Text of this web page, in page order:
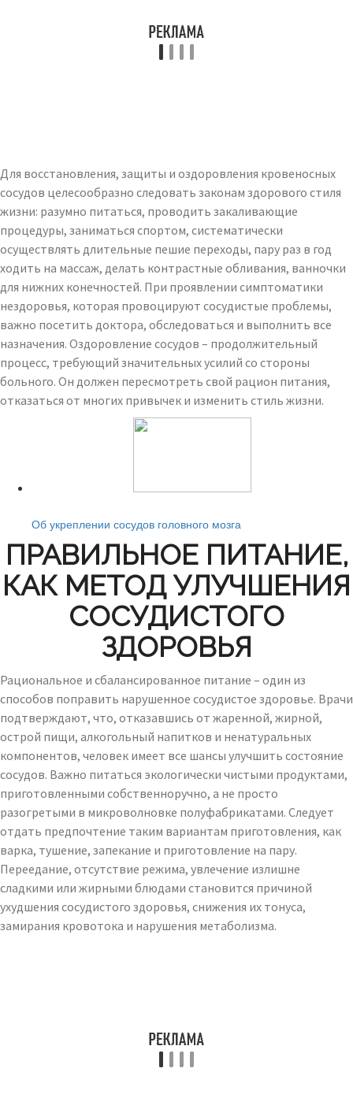
Для восстановления, защиты и оздоровления кровеносных
сосудов целесообразно следовать законам здорового стиля
жизни: разумно питаться, проводить закаливающие
процедуры, заниматься спортом, систематически
осуществлять длительные пешие переходы, пару раз в год
ходить на массаж, делать контрастные обливания, ванночки
для нижних конечностей. При проявлении симптоматики
нездоровья, которая провоцируют сосудистые проблемы,
важно посетить доктора, обследоваться и выполнить все
назначения. Оздоровление сосудов – продолжительный
процесс, требующий значительных усилий со стороны
больного. Он должен пересмотреть свой рацион питания,
отказаться от многих привычек и изменить стиль жизни.
Об укреплении сосудов головного мозга
ПРАВИЛЬНОЕ ПИТАНИЕ,
КАК МЕТОД УЛУЧШЕНИЯ
СОСУДИСТОГО
ЗДОРОВЬЯ
Рациональное и сбалансированное питание – один из
способов поправить нарушенное сосудистое здоровье. Врачи
подтверждают, что, отказавшись от жаренной, жирной,
острой пищи, алкогольный напитков и ненатуральных
компонентов, человек имеет все шансы улучшить состояние
сосудов. Важно питаться экологически чистыми продуктами,
приготовленными собственноручно, а не просто
разогретыми в микроволновке полуфабрикатами. Следует
отдать предпочтение таким вариантам приготовления, как
варка, тушение, запекание и приготовление на пару.
Переедание, отсутствие режима, увлечение излишне
сладкими или жирными блюдами становится причиной
ухудшения сосудистого здоровья, снижения их тонуса,
замирания кровотока и нарушения метаболизма.